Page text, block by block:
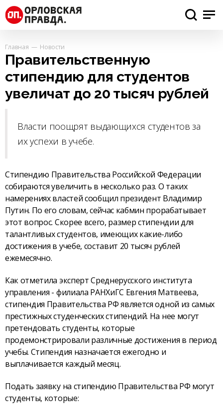
Главная Новости
Правительственную
стипендию для студентов
увеличат до 20 тысяч рублей
Власти поощрят выдающихся студентов за
их успехи в учебе.
Стипендию Правительства Российской Федерации
собираются увеличить в несколько раз. О таких
намерениях властей сообщил президент Владимир
Путин. По его словам, сейчас кабмин прорабатывает
этот вопрос. Скорее всего, размер стипендии для
талантливых студентов, имеющих какие-либо
достижения в учебе, составит 20 тысяч рублей
ежемесячно.
Как отметила эксперт Среднерусского института
управления - филиала РАНХиГС Евгения Матвеева,
стипендия Правительства РФ является одной из самых
престижных студенческих стипендий. На нее могут
претендовать студенты, которые
продемонстрировали различные достижения в период
учебы. Стипендия назначается ежегодно и
выплачивается каждый месяц.
Подать заявку на стипендию Правительства РФ могут
студенты, которые: